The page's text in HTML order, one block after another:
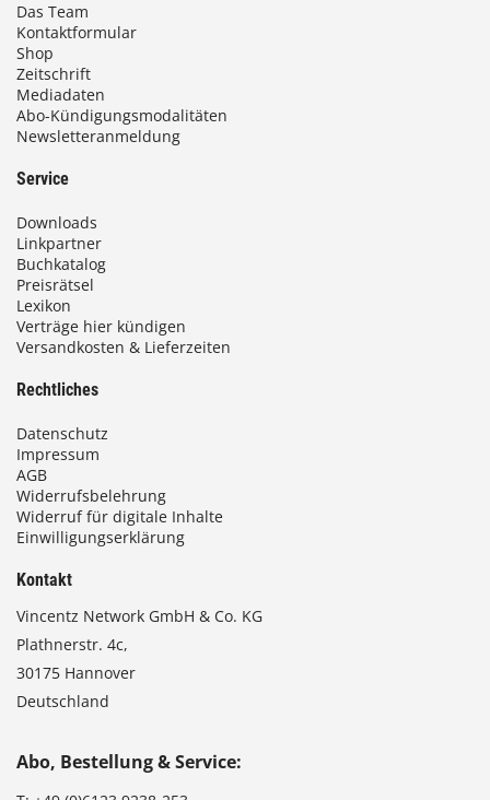
Das Team
Kontaktformular
Shop
Zeitschrift
Mediadaten
Abo-Kündigungsmodalitäten
Newsletteranmeldung
Service
Downloads
Linkpartner
Buchkatalog
Preisrätsel
Lexikon
Verträge hier kündigen
Versandkosten & Lieferzeiten
Rechtliches
Datenschutz
Impressum
AGB
Widerrufsbelehrung
Widerruf für digitale Inhalte
Einwilligungserklärung
Kontakt
Vincentz Network GmbH & Co. KG
Plathnerstr. 4c,
30175 Hannover
Deutschland
Abo, Bestellung & Service: